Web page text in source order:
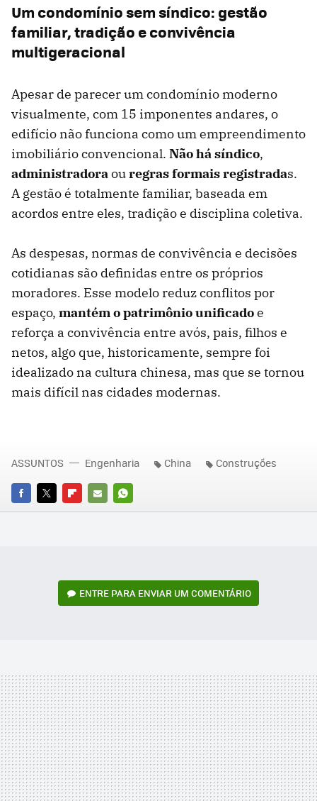
Um condomínio sem síndico: gestão
familiar, tradição e convivência
multigeracional
Apesar de parecer um condomínio moderno
visualmente, com 15 imponentes andares, o
edifício não funciona como um empreendimento
imobiliário convencional. Não há síndico,
administradoraouregras formais registradas.
A gestão é totalmente familiar, baseada em
acordos entre eles, tradição e disciplina coletiva.
As despesas, normas de convivência e decisões
cotidianas são definidas entre os próprios
moradores. Esse modelo reduz conflitos por
espaço, mantém o patrimônio unificadoe
reforça a convivência entre avós, pais, filhos e
netos, algo que, historicamente, sempre foi
idealizado na cultura chinesa, mas que se tornou
mais difícil nas cidades modernas.
FACEBOOK
TWITTERFLIPBOARD
E-
WHATSAPP
ASSUNTOS Engenharia China Construções
ENTRE PARA ENVIAR UM COMENTÁRIO